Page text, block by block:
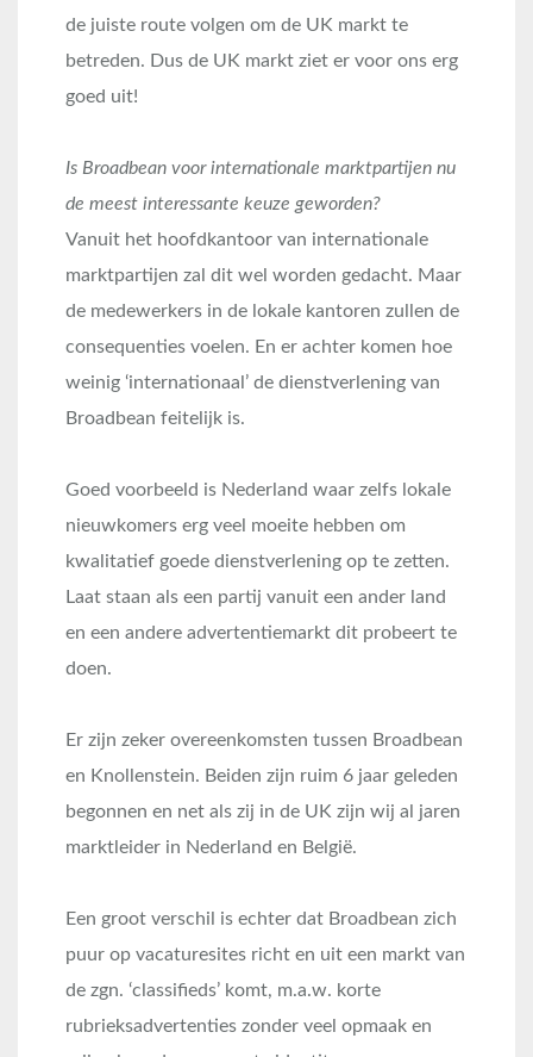
de juiste route volgen om de UK markt te
betreden. Dus de UK markt ziet er voor ons erg
goed uit!
Is Broadbean voor internationale marktpartijen nu
de meest interessante keuze geworden?
Vanuit het hoofdkantoor van internationale
marktpartijen zal dit wel worden gedacht. Maar
de medewerkers in de lokale kantoren zullen de
consequenties voelen. En er achter komen hoe
weinig ‘internationaal’ de dienstverlening van
Broadbean feitelijk is.
Goed voorbeeld is Nederland waar zelfs lokale
nieuwkomers erg veel moeite hebben om
kwalitatief goede dienstverlening op te zetten.
Laat staan als een partij vanuit een ander land
en een andere advertentiemarkt dit probeert te
doen.
Er zijn zeker overeenkomsten tussen Broadbean
en Knollenstein. Beiden zijn ruim 6 jaar geleden
begonnen en net als zij in de UK zijn wij al jaren
marktleider in Nederland en België.
Een groot verschil is echter dat Broadbean zich
puur op vacaturesites richt en uit een markt van
de zgn. ‘classifieds’ komt, m.a.w. korte
rubrieksadvertenties zonder veel opmaak en